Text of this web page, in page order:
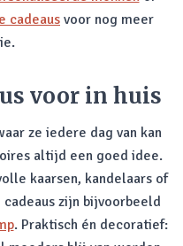
cadeaus voor nog meer
voor in huis
ze iedere dag van kan
altijd een goed idee.
kaarsen, kandelaars of
zijn bijvoorbeeld
. Praktisch én decoratief: